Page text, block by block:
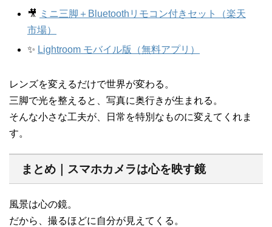
🎥 ミニ三脚＋Bluetoothリモコン付きセット（楽天
市場）
✨ Lightroom モバイル版（無料アプリ）
レンズを変えるだけで世界が変わる。
三脚で光を整えると、写真に奥行きが生まれる。
そんな小さな工夫が、日常を特別なものに変えてくれま
す。
まとめ｜スマホカメラは心を映す鏡
風景は心の鏡。
だから、撮るほどに自分が見えてくる。